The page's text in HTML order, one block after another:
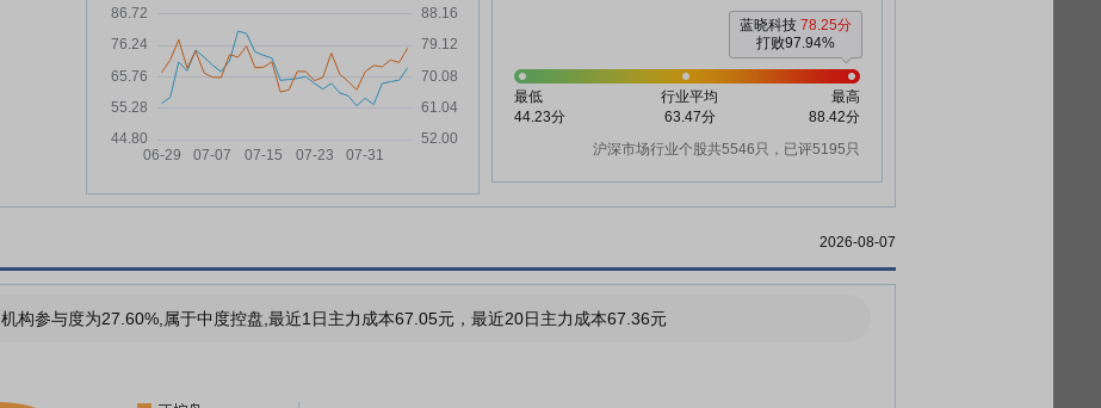
蓝晓科技 78.25分
打败97.94%
最低
44.23分
行业平均
63.47分
最高
88.42分
沪深市场行业个股共5546只，已评5195只
2026-08-07
机构参与度为27.60%,属于中度控盘,最近1日主力成本67.05元，最近20日主力成本67.36元